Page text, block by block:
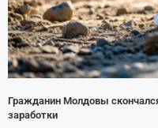
Гражданин Молдовы
заработки